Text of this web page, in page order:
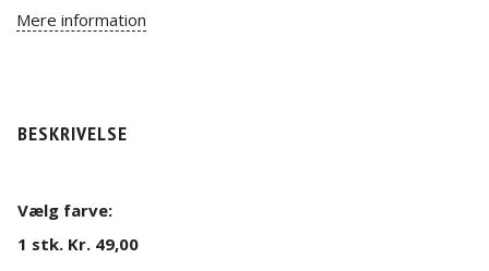
Mere information
BESKRIVELSE
Vælg farve:
1 stk. Kr. 49,00